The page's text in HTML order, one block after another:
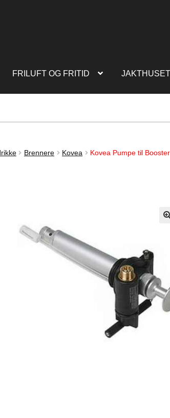
FRILUFT OG FRITID JAKTHUSET
Brennere Kovea Kovea Pumpe til